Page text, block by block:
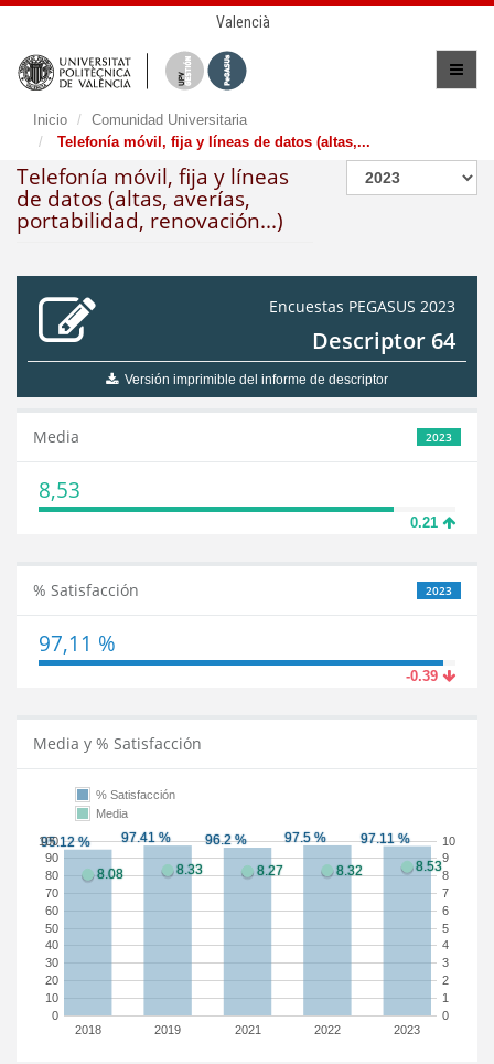
Valencià
Inicio
Comunidad Universitaria
Telefonía móvil, fija y líneas de datos (altas,...
Telefonía móvil, fija y líneas
de datos (altas, averías,
portabilidad, renovación...)
Encuestas PEGASUS 2023
Descriptor 64
Versión imprimible del informe de descriptor
2023
Media
8,53
0.21
2023
% Satisfacción
97,11 %
-0.39
Media y % Satisfacción
2018 2019 2021 2022 2023
0
10
20
30
40
50
60
70
80
90
100
0
1
2
3
4
5
6
7
8
9
10
% Satisfacción
Media